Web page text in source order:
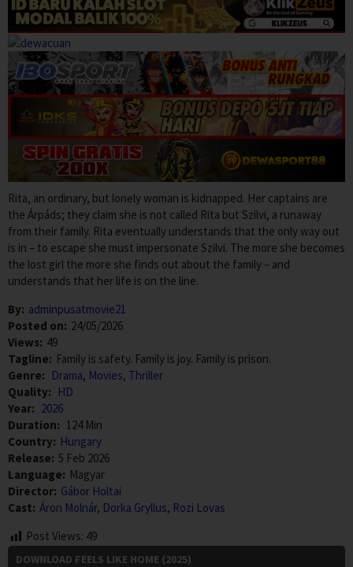
Rita, an ordinary, but lonely woman is kidnapped. Her captains are
the Árpáds; they claim she is not called Rita but Szilvi, a runaway
from their family. Rita eventually understands that the only way out
is in – to escape she must impersonate Szilvi. The more she becomes
the lost girl the more she finds out about the family – and
understands that her life is on the line.
By: adminpusatmovie21
Posted on: 24/05/2026
Views: 49
Tagline: Family is safety. Family is joy. Family is prison.
Genre: Drama, Movies, Thriller
Quality: HD
Year: 2026
Duration: 124 Min
Country: Hungary
Release: 5 Feb 2026
Language: Magyar
Director: Gábor Holtai
Cast: Áron Molnár, Dorka Gryllus, Rozi Lovas
Post Views: 49
DOWNLOAD FEELS LIKE HOME (2025)